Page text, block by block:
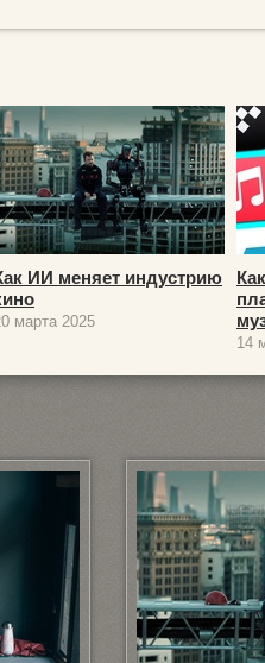
ИИ меняет индустрию
марта 2025
14